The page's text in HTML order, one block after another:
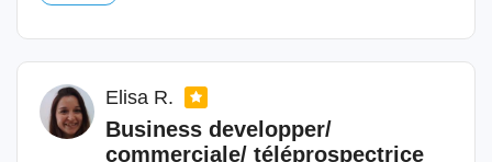
Elisa R.
Business developper/
commerciale/ téléprospectrice